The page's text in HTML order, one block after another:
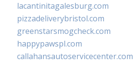
lacantinitagalesburg.com
pizzadeliverybristol.com
greenstarsmogcheck.com
happypawspl.com
callahansautoservicecenter.com